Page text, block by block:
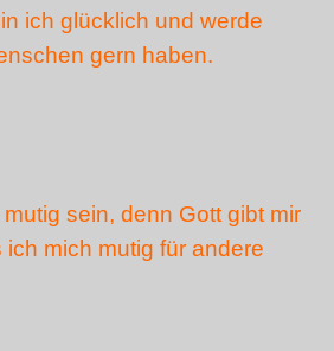
ich glücklich und werde
gern haben.
sein, denn Gott gibt mir
ich mich mutig für andere